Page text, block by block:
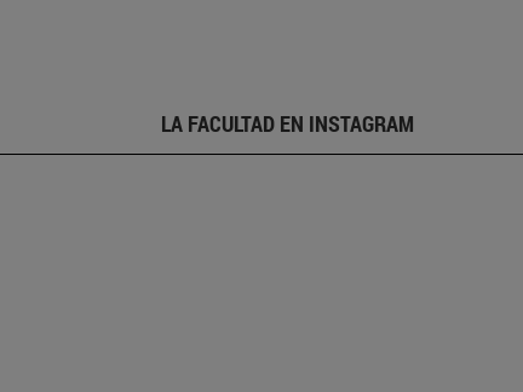
LA FACULTAD EN INSTAGRAM